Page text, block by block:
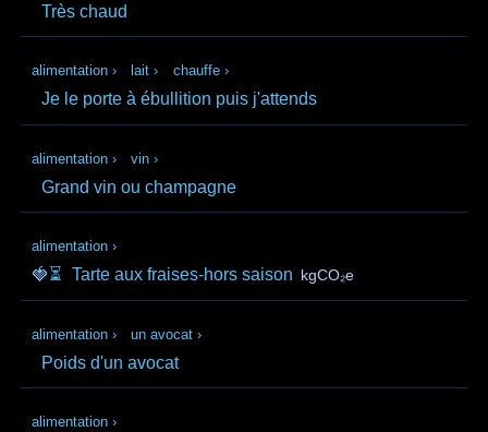
Très chaud
alimentation › lait › chauffe ›
Je le porte à ébullition puis j'attends
alimentation › vin ›
Grand vin ou champagne
alimentation ›
🍓⏳ Tarte aux fraises-hors saison kgCO₂e
alimentation › un avocat ›
Poids d'un avocat
alimentation ›